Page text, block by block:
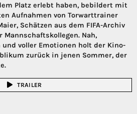
Platz erlebt haben, bebildert mit
Aufnahmen von Torwarttrainer
Schätzen aus dem FIFA-Archiv
Nah,
voller Emotionen holt der Kino-
zurück in jenen Sommer, der
TRAILER